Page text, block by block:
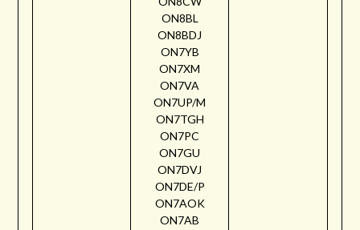
ON8BL
ON8BDJ
ON7YB
ON7XM
ON7VA
ON7UP/M
ON7TGH
ON7PC
ON7GU
ON7DVJ
ON7DE/P
ON7AOK
ON7AB